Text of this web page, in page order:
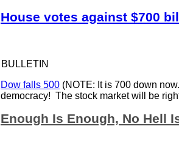
House votes against $700
BULLETIN
Dow falls 500 (NOTE: It is 700 down
democracy! The stock market will be
Enough Is Enough, No Hell